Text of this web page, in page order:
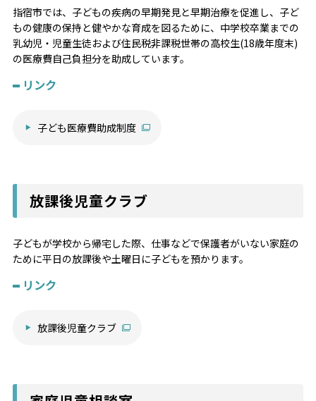
指宿市では、子どもの疾病の早期発見と早期治療を促進し、子ど
もの健康の保持と健やかな育成を図るために、中学校卒業までの
乳幼児・児童生徒および住民税非課税世帯の高校生(18歳年度末)
の医療費自己負担分を助成しています。
リンク
子ども医療費助成制度
放課後児童クラブ
子どもが学校から帰宅した際、仕事などで保護者がいない家庭の
ために平日の放課後や土曜日に子どもを預かります。
リンク
放課後児童クラブ